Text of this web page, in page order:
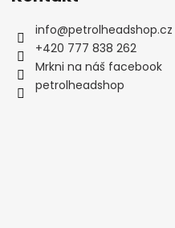
info@petrolheadshop.cz
+420 777 838 262
Mrkni na náš facebook
petrolheadshop